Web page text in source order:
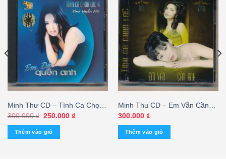
Minh Thư CD – Tình Ca Chọn
Lọc 4 – Em Đã Quên Anh –
Vina Uyển Mi – cái
300.000₫ Giá
là:
300.000 ₫.
250.000 ₫Giá
Thêm vào giỏ
Minh Thu CD – Em Vẫn Cần
Anh – NIni – Vina Uyển Mi
(KGTUS)
300.000 ₫
Thêm vào giỏ